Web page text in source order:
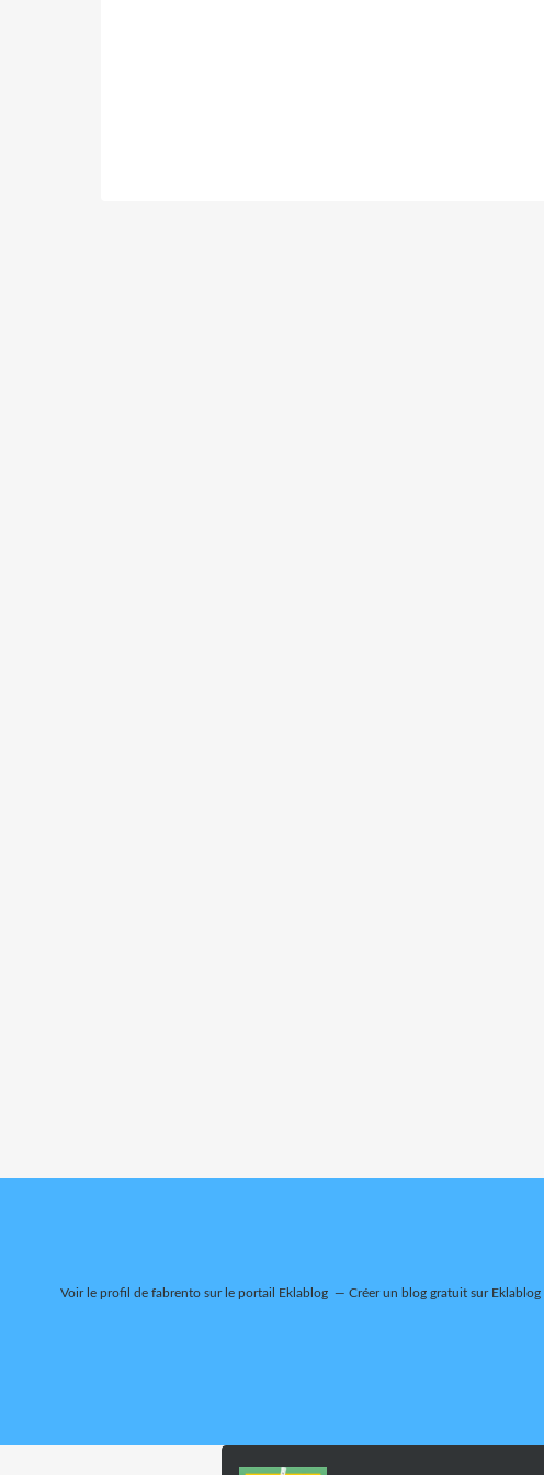
Voir le profil de fabrento sur le portail Eklablog Créer un blog gratuit sur Eklablog